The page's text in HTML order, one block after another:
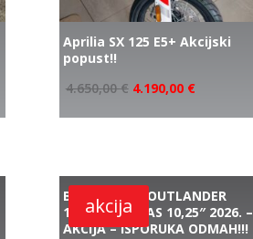
Aprilia SX 125 E5+ Akcijski
popust!!
4.650,00€ 4.190,00 €
akcija
BRP CAN AM OUTLANDER
1000R XT-P SAS 10,25″ 2026. –
AKCIJA – ISPORUKA ODMAH!!!